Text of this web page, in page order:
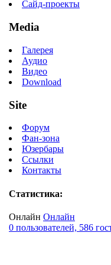
Сайд-проекты
Media
Галерея
Аудио
Видео
Download
Site
Форум
Фан-зона
Юзербары
Ссылки
Контакты
Статистика:
Онлайн Онлайн
0 пользователей, 586